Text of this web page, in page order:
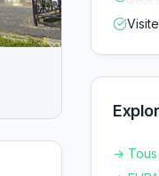
→ Tous